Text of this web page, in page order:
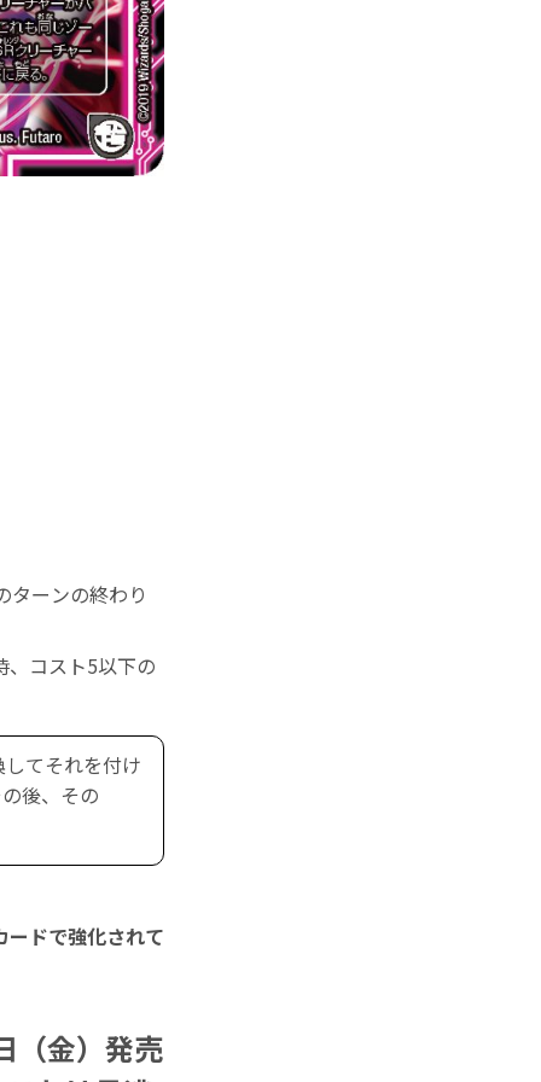
ーンの終わり
、コスト5以下の
してそれを付け
後、その
ードで強化されて
（金）発売